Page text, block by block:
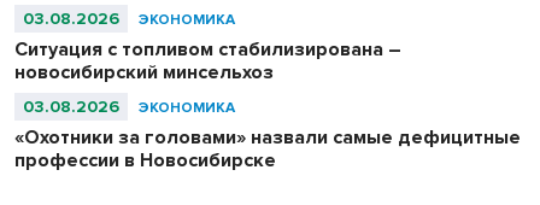
03.08.2026 ЭКОНОМИКА
Ситуация с топливом стабилизирована –
новосибирский минсельхоз
03.08.2026 ЭКОНОМИКА
«Охотники за головами» назвали самые дефицитные
профессии в Новосибирске